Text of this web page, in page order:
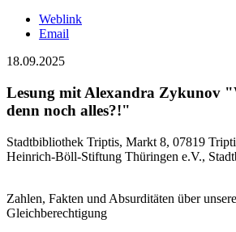
Weblink
Email
18.09.2025
Lesung mit Alexandra Zykunov
denn noch alles?!"
Stadtbibliothek Triptis, Markt 8, 07819
Heinrich-Böll-Stiftung Thüringen e.V.,
Zahlen, Fakten und Absurditäten über
Gleichberechtigung